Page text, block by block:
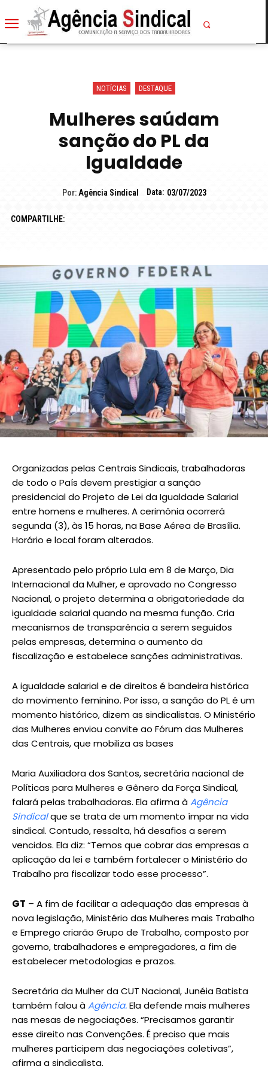
NOTÍCIAS DESTAQUE
Mulheres saúdam
sanção do PL da
Igualdade
Por: Agência Sindical Data: 03/07/2023
COMPARTILHE:
Organizadas pelas Centrais Sindicais, trabalhadoras
de todo o País devem prestigiar a sanção
presidencial do Projeto de Lei da Igualdade Salarial
entre homens e mulheres. A cerimônia ocorrerá
segunda (3), às 15 horas, na Base Aérea de Brasília.
Horário e local foram alterados.
Apresentado pelo próprio Lula em 8 de Março, Dia
Internacional da Mulher, e aprovado no Congresso
Nacional, o projeto determina a obrigatoriedade da
igualdade salarial quando na mesma função. Cria
mecanismos de transparência a serem seguidos
pelas empresas, determina o aumento da
fiscalização e estabelece sanções administrativas.
A igualdade salarial e de direitos é bandeira histórica
do movimento feminino. Por isso, a sanção do PL é um
momento histórico, dizem as sindicalistas. O Ministério
das Mulheres enviou convite ao Fórum das Mulheres
das Centrais, que mobiliza as bases
Maria Auxiliadora dos Santos, secretária nacional de
Políticas para Mulheres e Gênero da Força Sindical,
falará pelas trabalhadoras. Ela afirma àAgência
Sindicalque se trata de um momento ímpar na vida
sindical. Contudo, ressalta, há desafios a serem
vencidos. Ela diz: “Temos que cobrar das empresas a
aplicação da lei e também fortalecer o Ministério do
Trabalho pra fiscalizar todo esse processo”.
GT – A fim de facilitar a adequação das empresas à
nova legislação, Ministério das Mulheres mais Trabalho
e Emprego criarão Grupo de Trabalho, composto por
governo, trabalhadores e empregadores, a fim de
estabelecer metodologias e prazos.
Secretária da Mulher da CUT Nacional, Junéia Batista
também falou àAgência.Ela defende mais mulheres
nas mesas de negociações. “Precisamos garantir
esse direito nas Convenções. É preciso que mais
mulheres participem das negociações coletivas”,
afirma a sindicalista.